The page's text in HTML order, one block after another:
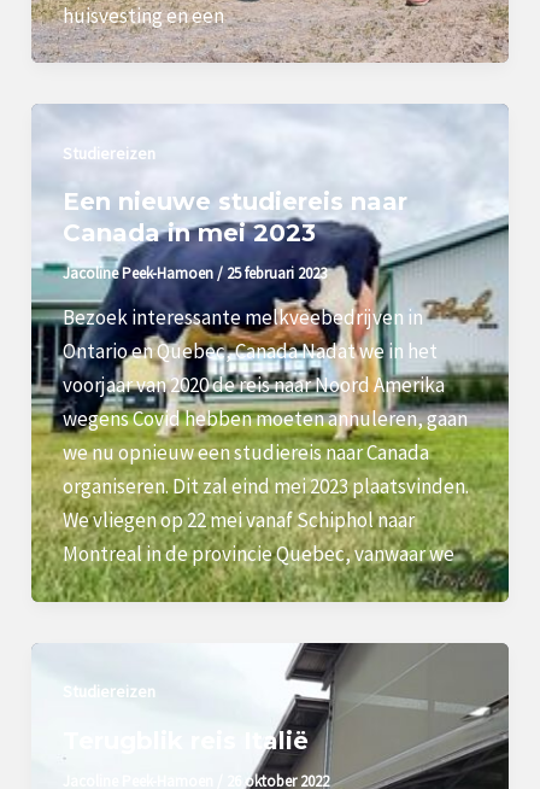
huisvesting en een
Studiereizen
Een nieuwe studiereis naar
Canada in mei 2023
Jacoline Peek-Hamoen/ 25 februari 2023
Bezoek interessante melkveebedrijven in
Ontario en Quebec, Canada Nadat we in het
voorjaar van 2020 de reis naar Noord Amerika
wegens Covid hebben moeten annuleren, gaan
we nu opnieuw een studiereis naar Canada
organiseren. Dit zal eind mei 2023 plaatsvinden.
We vliegen op 22 mei vanaf Schiphol naar
Montreal in de provincie Quebec, vanwaar we
Studiereizen
Terugblik reis Italië
26 oktober 2022